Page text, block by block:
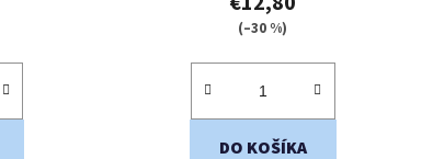
(–30 %)
DO KOŠÍKA